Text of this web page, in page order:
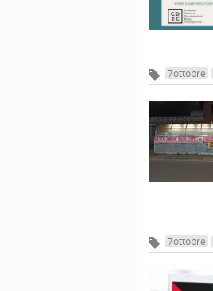
7ottobre
7ottobre